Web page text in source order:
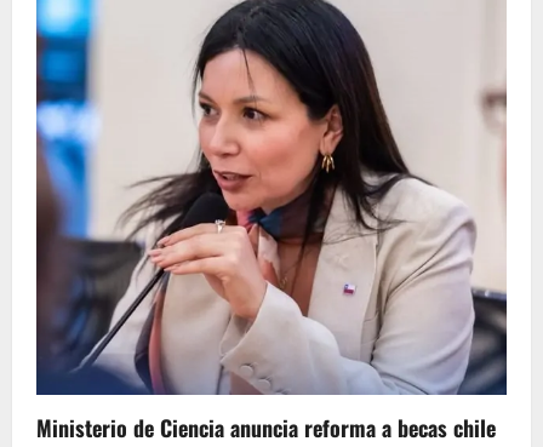
Ministerio de Ciencia anuncia reforma a becas chile